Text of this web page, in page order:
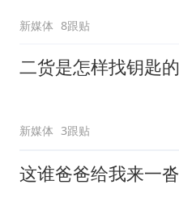
新媒体 8跟贴
二货是怎样找钥匙的
新媒体 3跟贴
这谁爸爸给我来一沓